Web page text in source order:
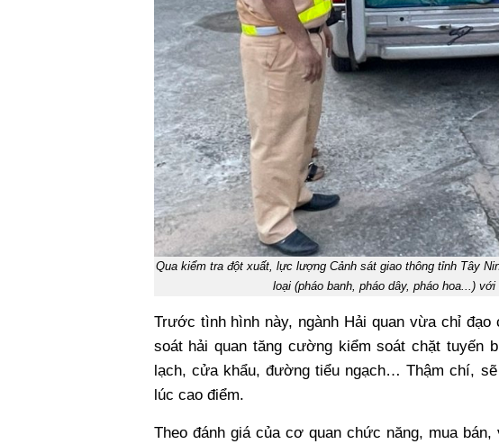
Qua kiểm tra đột xuất, lực lượng Cảnh sát giao thông tỉnh Tây
loại (pháo banh, pháo dây, pháo hoa...)
Trước tình hình này, ngành Hải quan vừa chỉ
soát hải quan tăng cường kiểm soát chặt tuyến
lạch, cửa khẩu, đường tiểu ngạch… Thậm chí,
lúc cao điểm.
Theo đánh giá của cơ quan chức năng, mua